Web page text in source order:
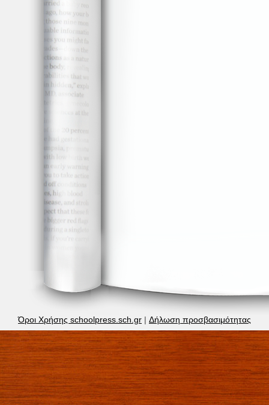
Όροι Χρήσης schoolpress.sch.gr | Δήλωση προσβασιμότητας